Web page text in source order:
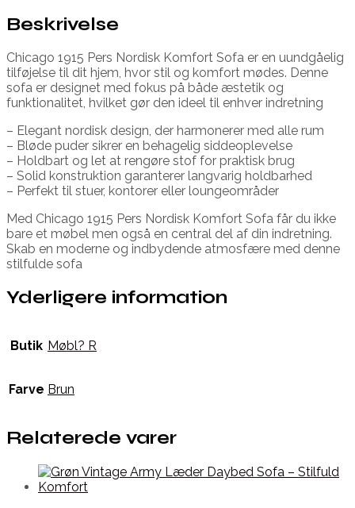
Beskrivelse
Chicago 1915 Pers Nordisk Komfort Sofa er en uundgåelig
tilføjelse til dit hjem, hvor stil og komfort mødes. Denne
sofa er designet med fokus på både æstetik og
funktionalitet, hvilket gør den ideel til enhver indretning
– Elegant nordisk design, der harmonerer med alle rum
– Bløde puder sikrer en behagelig siddeoplevelse
– Holdbart og let at rengøre stof for praktisk brug
– Solid konstruktion garanterer langvarig holdbarhed
– Perfekt til stuer, kontorer eller loungeområder
Med Chicago 1915 Pers Nordisk Komfort Sofa får du ikke
bare et møbel men også en central del af din indretning.
Skab en moderne og indbydende atmosfære med denne
stilfulde sofa
Yderligere information
Butik Møbl? R
Farve Brun
Relaterede varer